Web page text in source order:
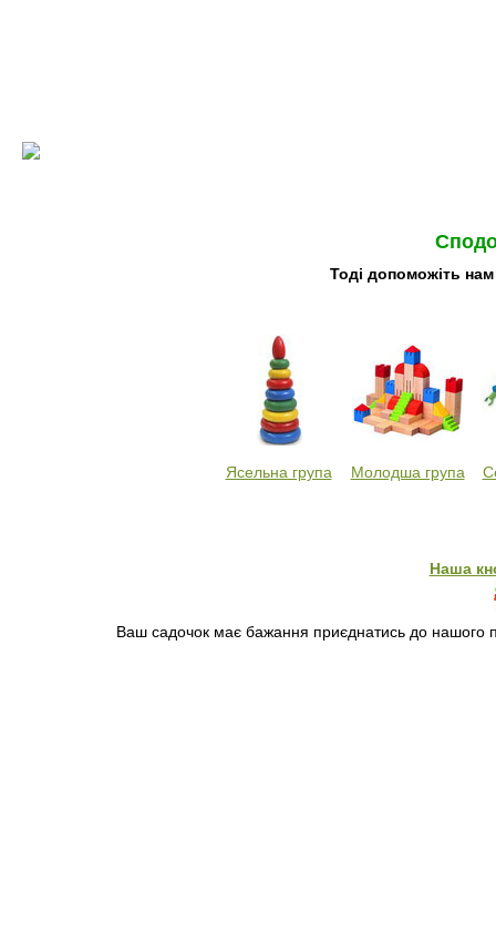
Тоді допоможіть
Ясельна група Молодша група
Наша
Ваш садочок має бажання приєднатись до нашого